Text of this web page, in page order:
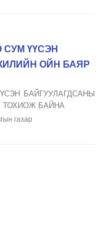
ҮҮСЭН
ОЙН БАЯР
БАЙГУУЛАГДСАНЫ
ТОХИОЖ БАЙНА
газар